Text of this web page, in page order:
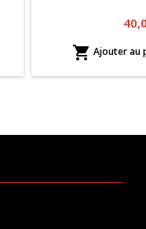
Prix
 Ajouter au